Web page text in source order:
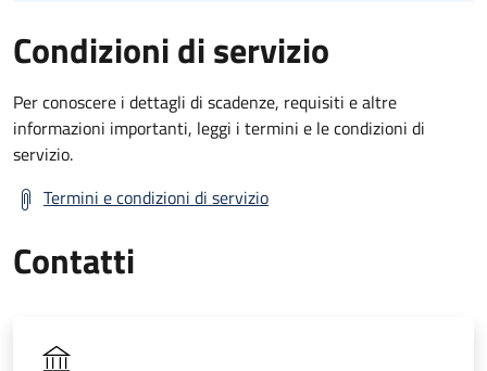
Condizioni di servizio
Per conoscere i dettagli di scadenze, requisiti e altre
informazioni importanti, leggi i termini e le condizioni di
servizio.
Termini e condizioni di servizio
Contatti